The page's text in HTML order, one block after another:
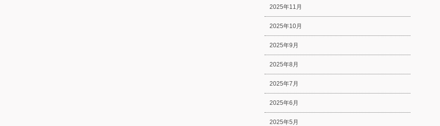
2025年11月
2025年10月
2025年9月
2025年8月
2025年7月
2025年6月
2025年5月